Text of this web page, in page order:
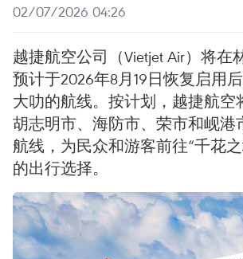
02/07/2026 04:26
越捷航空公司（Vietjet Air）将在
预计于2026年8月19日恢复启用
大叻的航线。按计划，越捷航空
胡志明市、海防市、荣市和岘港
航线，为民众和游客前往“千花
的出行选择。